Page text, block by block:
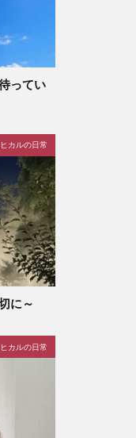
ってい
ヒカルの日常
に～
ヒカルの日常